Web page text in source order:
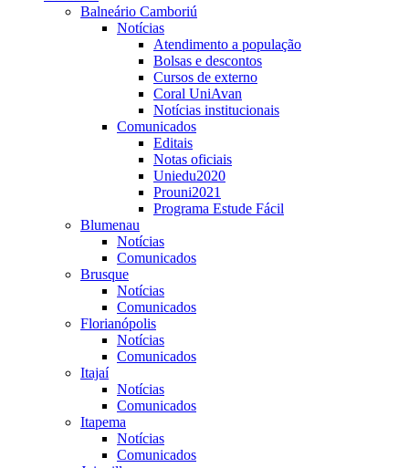
Balneário Camboriú
Notícias
Atendimento a população
Bolsas e descontos
Cursos de externo
Coral UniAvan
Notícias institucionais
Comunicados
Editais
Notas oficiais
Uniedu2020
Prouni2021
Programa Estude Fácil
Blumenau
Notícias
Comunicados
Brusque
Notícias
Comunicados
Florianópolis
Notícias
Comunicados
Itajaí
Notícias
Comunicados
Itapema
Notícias
Comunicados